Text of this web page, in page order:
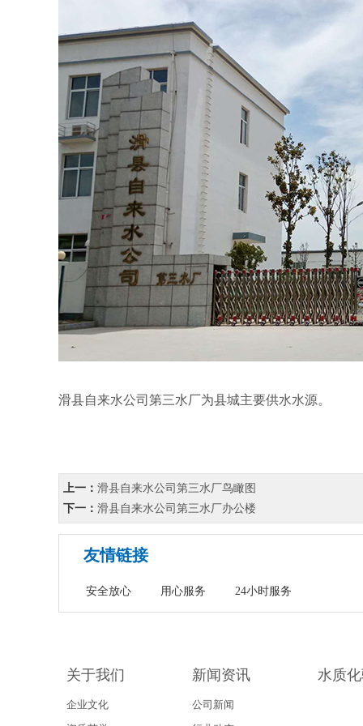
滑县自来水公司第三水厂为县城主要供水水源。
上一： 滑县自来水公司第三水厂鸟瞰图
下一： 滑县自来水公司第三水厂办公楼
友情链接
安全放心 用心服务 24小时服务
关于我们
企业文化
新闻资讯
公司新闻
水质